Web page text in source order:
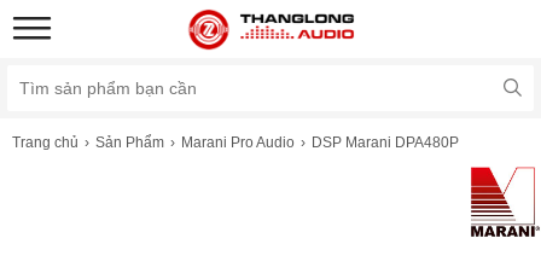
Trang chủ Sản Phẩm Marani Pro Audio DSP Marani DPA480P